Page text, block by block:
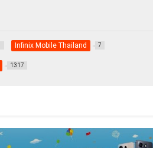
Infinix Mobile Thailand 7
1317